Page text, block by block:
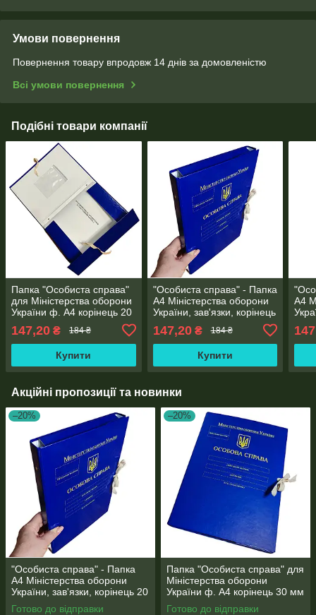
Умови повернення
Повернення товару впродовж 14 днів за домовленістю
Всі умови повернення
Подібні товари компанії
Папка "Особиста справа"
для Міністерства оборони
України ф. А4 корінець 20
мм PP-глянець покриття
147,20 ₴ 184 ₴
Купити
"Особиста справа" - Папка
А4 Міністерства оборони
України, зав'язки, корінець
покриття
147,20₴ 184 ₴
Купити
А4
Акційні пропозиції та новинки
–20%
"Особиста справа" - Папка
А4 Міністерства оборони
України, зав'язки, корінець 20
мм, глянець PP-покриття
Готово до відправки
–20%
Папка "Особиста справа" для
Міністерства оборони
України ф. А4 корінець 30 мм
PP-матове покриття
Готово до відправки